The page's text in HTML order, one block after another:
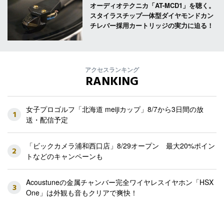
オーディオテクニカ「AT-MCD1」を聴く。
スタイラスチップ一体型ダイヤモンドカン
チレバー採用カートリッジの実力に迫る！
アクセスランキング
RANKING
1
女子プロゴルフ「北海道 meijiカップ」8/7から3日間の放
送・配信予定
2
「ビックカメラ浦和西口店」8/29オープン 最大20%ポイン
トなどのキャンペーンも
3
Acoustuneの金属チャンバー完全ワイヤレスイヤホン「HSX
One」は外観も音もクリアで爽快！